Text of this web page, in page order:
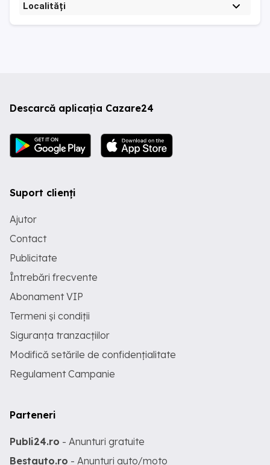
Localități
Descarcă aplicația Cazare24
Suport clienți
Ajutor
Contact
Publicitate
Întrebări frecvente
Abonament VIP
Termeni și condiții
Siguranța tranzacțiilor
Modifică setările de confidențialitate
Regulament Campanie
Parteneri
Publi24.ro - Anunturi gratuite
Bestauto.ro - Anunturi auto/moto